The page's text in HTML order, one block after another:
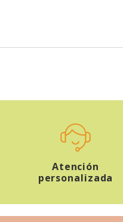
Atención
personalizada